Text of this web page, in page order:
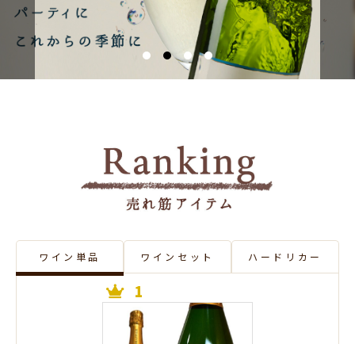
ワイン単品 ワインセット ハードリカー